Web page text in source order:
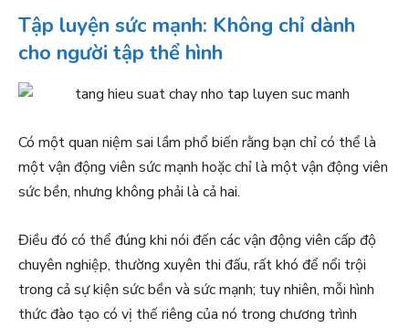
Tập luyện sức mạnh: Không chỉ dành
cho người tập thể hình
Có một quan niệm sai lầm phổ biến rằng bạn chỉ có thể là
một vận động viên sức mạnh hoặc chỉ là một vận động viên
sức bền, nhưng không phải là cả hai.
Điều đó có thể đúng khi nói đến các vận động viên cấp độ
chuyên nghiệp, thường xuyên thi đấu, rất khó để nổi trội
trong cả sự kiện sức bền và sức mạnh; tuy nhiên, mỗi hình
thức đào tạo có vị thế riêng của nó trong chương trình